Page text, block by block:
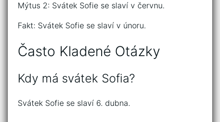
Mýtus 2: Svátek Sofie se slaví v červnu.
Fakt: Svátek Sofie se slaví v únoru.
Často Kladené Otázky
Kdy má svátek Sofia?
Svátek Sofie se slaví 6. dubna.